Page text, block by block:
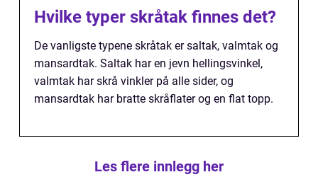
Hvilke typer skråtak finnes det?
De vanligste typene skråtak er saltak, valmtak og
mansardtak. Saltak har en jevn hellingsvinkel,
valmtak har skrå vinkler på alle sider, og
mansardtak har bratte skråflater og en flat topp.
Les flere innlegg her